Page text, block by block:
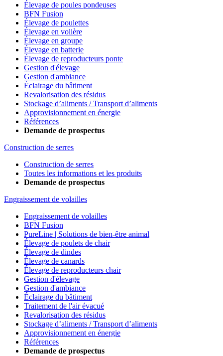
Élevage de poules pondeuses
BFN Fusion
Élevage de poulettes
Élevage en volière
Élevage en groupe
Élevage en batterie
Élevage de reproducteurs ponte
Gestion d'élevage
Gestion d'ambiance
Éclairage du bâtiment
Revalorisation des résidus
Stockage d’aliments / Transport d’aliments
Approvisionnement en énergie
Références
Demande de prospectus
Construction de serres
Construction de serres
Toutes les informations et les produits
Demande de prospectus
Engraissement de volailles
Engraissement de volailles
BFN Fusion
PureLine | Solutions de bien-être animal
Élevage de poulets de chair
Élevage de dindes
Élevage de canards
Élevage de reproducteurs chair
Gestion d'élevage
Gestion d'ambiance
Éclairage du bâtiment
Traitement de l'air évacué
Revalorisation des résidus
Stockage d’aliments / Transport d’aliments
Approvisionnement en énergie
Références
Demande de prospectus